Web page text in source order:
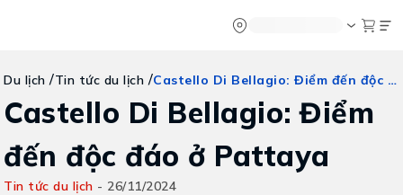
Vận chuyển
Khuyến mãi
Tạp chí du lịch
Khảo sát tỷ lệ đạt visa
Vietravel
Hành trình
Du lịch /Tin tức du lịch / Castello Di Bellagio: Điểm đến độc đáo ở Pattaya
Castello Di Bellagio: Điểm
đến độc đáo ở Pattaya
Tin tức du lịch - 26/11/2024